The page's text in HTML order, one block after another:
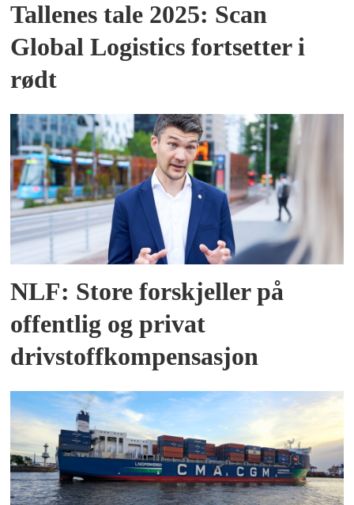
Tallenes tale 2025: Scan
Global Logistics fortsetter i
rødt
NLF: Store forskjeller på
offentlig og privat
drivstoffkompensasjon